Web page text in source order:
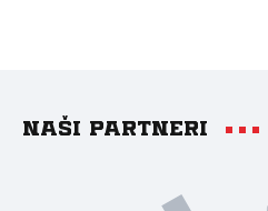
Naši partneri